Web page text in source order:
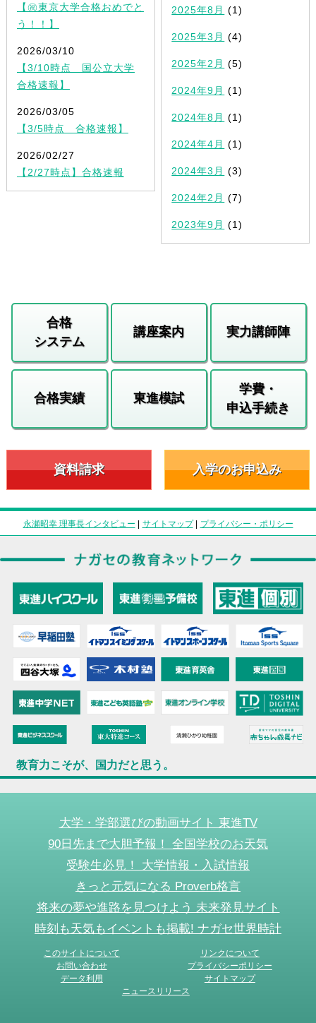
【㊗東京大学合格おめでと
う！！】
2026/03/10
【3/10時点 国公立大学
合格速報】
2026/03/05
【3/5時点 合格速報】
2026/02/27
【2/27時点】合格速報
2025年8月 (1)
2025年3月 (4)
2025年2月 (5)
2024年9月 (1)
2024年8月 (1)
2024年4月 (1)
2024年3月 (3)
2024年2月 (7)
2023年9月 (1)
合格
システム
講座案内 実力講師陣
合格実績 東進模試
学費・
申込手続き
資料請求 入学のお申込み
永瀬昭幸 理事長インタビュー | サイトマップ| プライバシー・ポリシー
教育力こそが、国力だと思う。
大学・学部選びの動画サイト 東進TV
90日先まで大胆予報！ 全国学校のお天気
受験生必見！ 大学情報・入試情報
きっと元気になる Proverb格言
将来の夢や進路を見つけよう 未来発見サイト
時刻も天気もイベントも掲載! ナガセ世界時計
このサイトについて
リンクについて
お問い合わせ
プライバシーポリシー
データ利用
サイトマップ
ニュースリリース